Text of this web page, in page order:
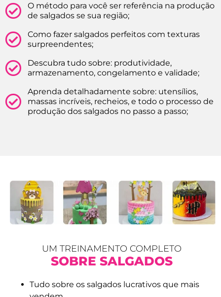
O método para você ser referência na produção
de salgados se sua região;
Como fazer salgados perfeitos com texturas
surpreendentes;
Descubra tudo sobre: produtividade,
armazenamento, congelamento e validade;
Aprenda detalhadamente sobre: utensílios,
massas incríveis, recheios, e todo o processo de
produção dos salgados no passo a passo;
UM TREINAMENTO COMPLETO
SOBRE SALGADOS
Tudo sobre os salgados lucrativos que mais